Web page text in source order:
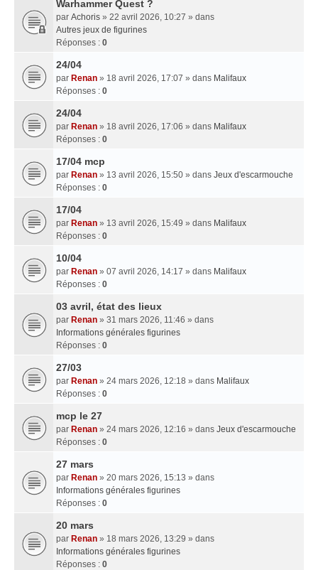
Warhammer Quest ?
par Achoris » 22 avril 2026, 10:27 » dans
Autres jeux de figurines
Réponses : 0
24/04
par Renan » 18 avril 2026, 17:07 » dans Malifaux
Réponses : 0
24/04
par Renan » 18 avril 2026, 17:06 » dans Malifaux
Réponses : 0
17/04 mcp
par Renan » 13 avril 2026, 15:50 » dans Jeux d'escarmouche
Réponses : 0
17/04
par Renan » 13 avril 2026, 15:49 » dans Malifaux
Réponses : 0
10/04
par Renan » 07 avril 2026, 14:17 » dans Malifaux
Réponses : 0
03 avril, état des lieux
par Renan » 31 mars 2026, 11:46 » dans
Informations générales figurines
Réponses : 0
27/03
par Renan » 24 mars 2026, 12:18 » dans Malifaux
Réponses : 0
mcp le 27
par Renan » 24 mars 2026, 12:16 » dans Jeux d'escarmouche
Réponses : 0
27 mars
par Renan » 20 mars 2026, 15:13 » dans
Informations générales figurines
Réponses : 0
20 mars
par Renan » 18 mars 2026, 13:29 » dans
Informations générales figurines
Réponses : 0